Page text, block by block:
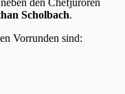
Scholbach.
Vorrunden sind: